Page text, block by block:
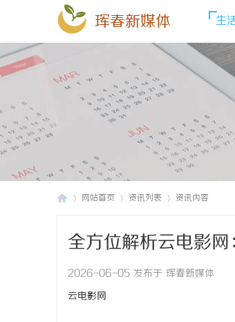
珲春新媒体 生
网站首页 资讯列表 资讯内容
全方位解析云电影
2026-06-05 发布于 珲春新媒体
云电影网